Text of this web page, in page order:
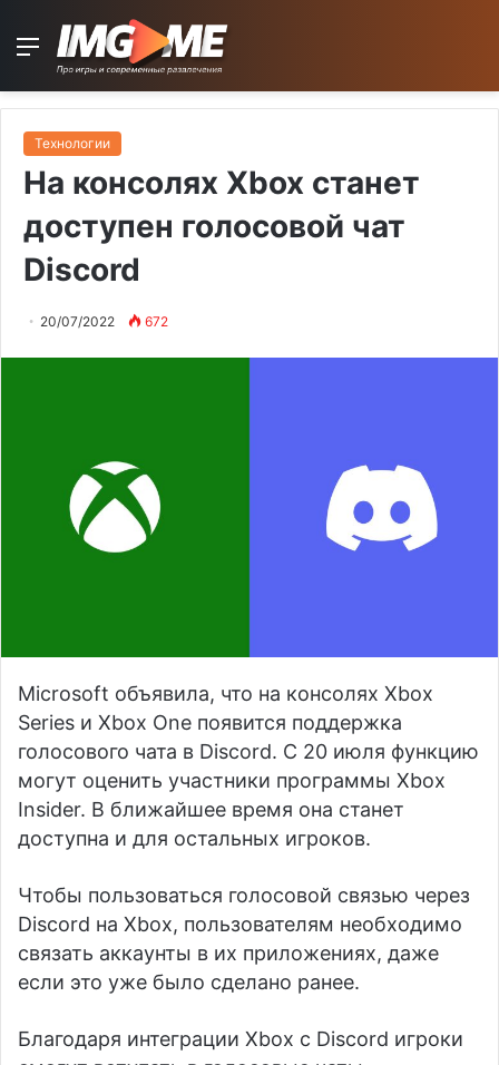
Menu
Технологии
На консолях Xbox станет
доступен голосовой чат
Discord
20/07/2022 672
Microsoft объявила, что на консолях Xbox
Series и Xbox One появится поддержка
голосового чата в Discord. С 20 июля функцию
могут оценить участники программы Xbox
Insider. В ближайшее время она станет
доступна и для остальных игроков.
Чтобы пользоваться голосовой связью через
Discord на Xbox, пользователям необходимо
связать аккаунты в их приложениях, даже
если это уже было сделано ранее.
Благодаря интеграции Xbox с Discord игроки